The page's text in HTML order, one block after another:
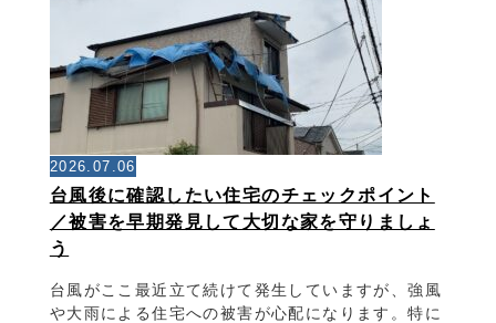
2026.07.06
台風後に確認したい住宅のチェックポイント
／被害を早期発見して大切な家を守りましょ
う
台風がここ最近立て続けて発生していますが、強風
や大雨による住宅への被害が心配になります。特に